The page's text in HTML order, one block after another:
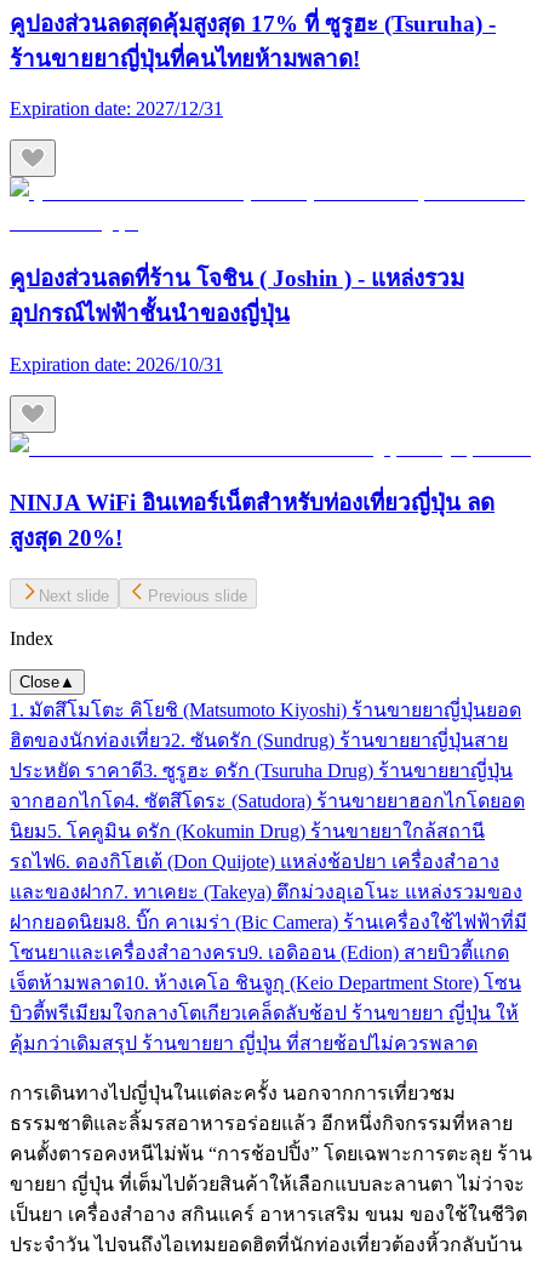
คูปองส่วนลดสุดคุ้มสูงสุด 17% ที่ ซูรูฮะ (Tsuruha) -
ร้านขายยาญี่ปุ่นที่คนไทยห้ามพลาด!
Expiration date: 2027/12/31
คูปองส่วนลดที่ร้าน โจชิน ( Joshin ) - แหล่งรวม
อุปกรณ์ไฟฟ้าชั้นนำของญี่ปุ่น
Expiration date: 2026/10/31
NINJA WiFi อินเทอร์เน็ตสำหรับท่องเที่ยวญี่ปุ่น ลด
สูงสุด 20%!
Next slide Previous slide
Index
Close▲
1. มัตสึโมโตะ คิโยชิ (Matsumoto Kiyoshi) ร้านขายยาญี่ปุ่นยอด
ฮิตของนักท่องเที่ยว2. ซันดรัก (Sundrug) ร้านขายยาญี่ปุ่นสาย
ประหยัด ราคาดี3. ซูรูฮะ ดรัก (Tsuruha Drug) ร้านขายยาญี่ปุ่น
จากฮอกไกโด4. ซัตสึโดระ (Satudora) ร้านขายยาฮอกไกโดยอด
นิยม5. โคคูมิน ดรัก (Kokumin Drug) ร้านขายยาใกล้สถานี
รถไฟ6. ดองกิโฮเต้ (Don Quijote) แหล่งช้อปยา เครื่องสำอาง
และของฝาก7. ทาเคยะ (Takeya) ตึกม่วงอุเอโนะ แหล่งรวมของ
ฝากยอดนิยม8. บิ๊ก คาเมร่า (Bic Camera) ร้านเครื่องใช้ไฟฟ้าที่มี
โซนยาและเครื่องสำอางครบ9. เอดิออน (Edion) สายบิวตี้แกด
เจ็ตห้ามพลาด10. ห้างเคโอ ชินจูกุ (Keio Department Store) โซน
บิวตี้พรีเมียมใจกลางโตเกียวเคล็ดลับช้อป ร้านขายยา ญี่ปุ่น ให้
คุ้มกว่าเดิมสรุป ร้านขายยา ญี่ปุ่น ที่สายช้อปไม่ควรพลาด
การเดินทางไปญี่ปุ่นในแต่ละครั้ง นอกจากการเที่ยวชม
ธรรมชาติและลิ้มรสอาหารอร่อยแล้ว อีกหนึ่งกิจกรรมที่หลาย
คนตั้งตารอคงหนีไม่พ้น “การช้อปปิ้ง” โดยเฉพาะการตะลุย ร้าน
ขายยา ญี่ปุ่น ที่เต็มไปด้วยสินค้าให้เลือกแบบละลานตา ไม่ว่าจะ
เป็นยา เครื่องสำอาง สกินแคร์ อาหารเสริม ขนม ของใช้ในชีวิต
ประจำวัน ไปจนถึงไอเทมยอดฮิตที่นักท่องเที่ยวต้องหิ้วกลับบ้าน